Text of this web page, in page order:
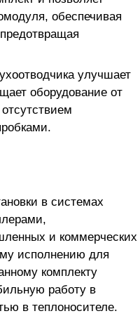
обеспечивая
улучшает
оборудование от
в системах
и коммерческих
исполнению для
комплекту
работу в
в теплоносителе.